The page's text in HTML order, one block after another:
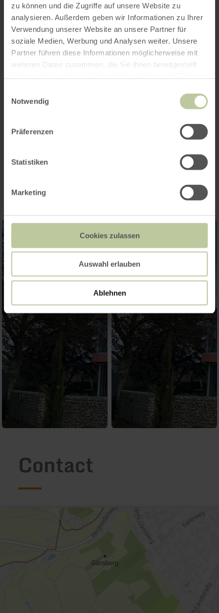
zu können und die Zugriffe auf unsere Website zu
analysieren. Außerdem geben wir Informationen zu Ihrer
Verwendung unserer Website an unsere Partner für
soziale Medien, Werbung und Analysen weiter. Unsere
Partner führen diese Informationen möglicherweise mit
weiteren Daten zusammen, die Sie ihnen bereitgestellt
Notwendig
Präferenzen
Statistiken
Marketing
Cookies zulassen
Auswahl erlauben
Ablehnen
Meer informatie
Openingstijden
Kenmerken / bijzonderheden
Categorieën
Impressies
Contact